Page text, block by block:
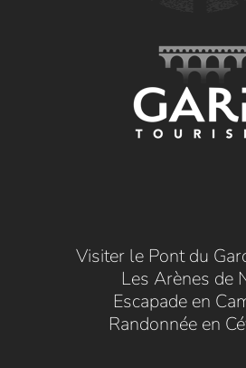
Visiter le Pont du
Les Arènes de
Escapade en
Randonnée en